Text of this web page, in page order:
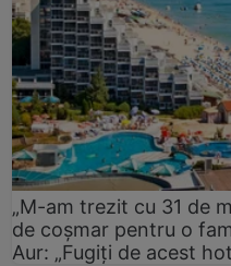
„M-am trezit cu 31 de
de coșmar pentru o
Aur: „Fugiți de acest